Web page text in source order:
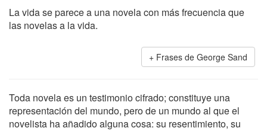
La vida se parece a una novela con más frecuencia que
las novelas a la vida.
Frases de George Sand
Toda novela es un testimonio cifrado; constituye una
representación del mundo, pero de un mundo al que el
novelista ha añadido alguna cosa: su resentimiento, su